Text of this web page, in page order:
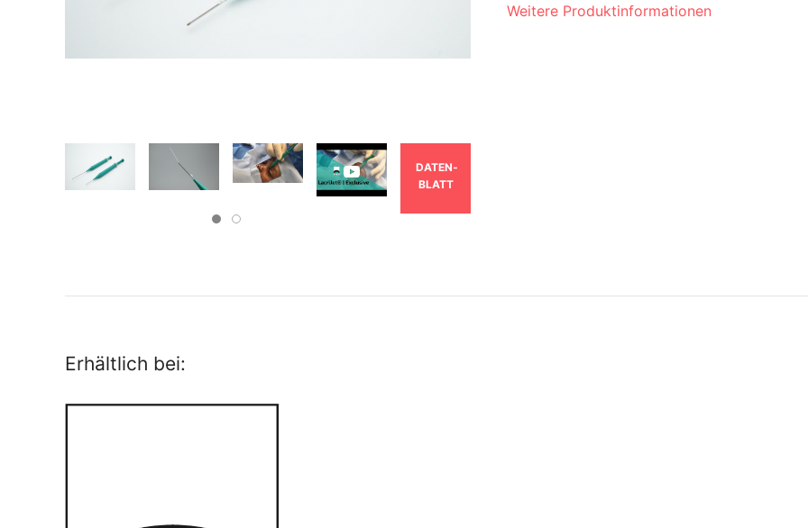
DATEN­
BLATT
Weitere Produktinformationen
Erhältlich bei: